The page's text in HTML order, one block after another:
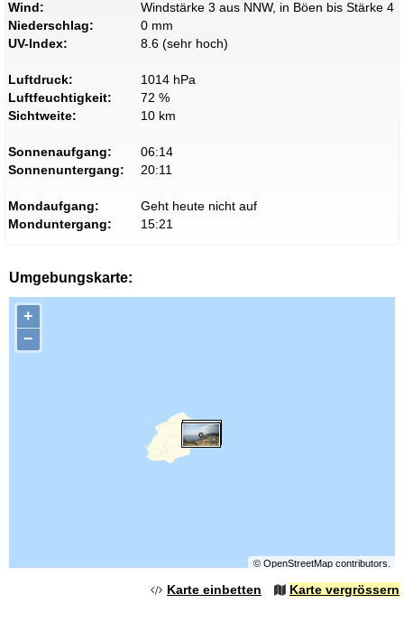
Wind:
Windstärke 3 aus NNW, in Böen bis Stärke 4
Niederschlag:
0 mm
UV-Index:
8.6 (sehr hoch)
Luftdruck:
1014 hPa
Luftfeuchtigkeit:
72 %
Sichtweite:
10 km
Sonnenaufgang:
06:14
Sonnenuntergang:
20:11
Mondaufgang:
Geht heute nicht auf
Monduntergang:
15:21
Umgebungskarte:
+
−
© OpenStreetMapcontributors.
Karte einbetten Karte vergrössern